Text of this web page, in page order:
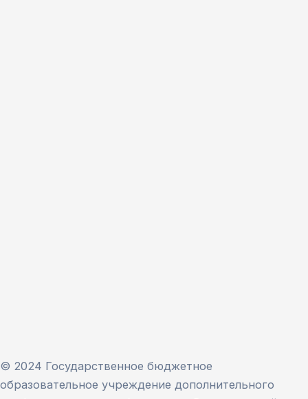
© 2024 Государственное бюджетное
образовательное учреждение дополнительного